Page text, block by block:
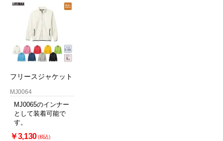
フリースジャケット
MJ0064
MJ0065のインナー
として装着可能で
す。
￥3,130(税込)